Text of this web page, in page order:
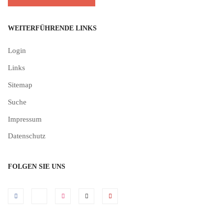
WEITERFÜHRENDE LINKS
Login
Links
Sitemap
Suche
Impressum
Datenschutz
FOLGEN SIE UNS